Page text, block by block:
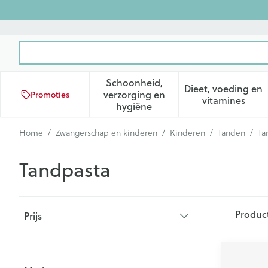
Promoties
Schoonheid,
verzorging en
hygiëneToon submenu voor
Dieet, voeding en
vitamines
Toon
Home / Zwangerschap en kinderen / Kinderen / Tanden /
Tandpasta
Prijs